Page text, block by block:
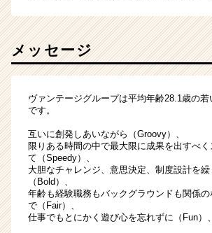
メッセージ
ヴァンテージグループは平均年齢28.1歳の
です。
互いに創発しあいながら（Groovy）、
限りある時間の中で最大限に成果を出すべ
て（Speedy）、
大胆なチャレンジ、意思決定、制度設計を繰
（Bold）、
年齢も経験職務もバックグラウンドも関係
で（Fair）、
仕事でもとにかく遊び心を忘れずに（Fun）